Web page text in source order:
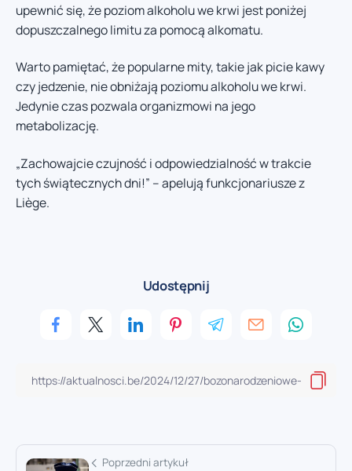
upewnić się, że poziom alkoholu we krwi jest poniżej
dopuszczalnego limitu za pomocą alkomatu.
Warto pamiętać, że popularne mity, takie jak picie kawy
czy jedzenie, nie obniżają poziomu alkoholu we krwi.
Jedynie czas pozwala organizmowi na jego
metabolizację.
„Zachowajcie czujność i odpowiedzialność w trakcie
tych świątecznych dni!” – apelują funkcjonariusze z
Liège.
Udostępnij
Poprzedni artykuł